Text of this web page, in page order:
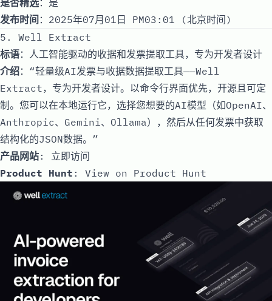
发布时间 ：2025年07月01日 PM03:01 (北京时间)
5. Well Extract
标语：人工智能驱动的收据和发票提取工具，专为开发者设计
介绍：“轻量级AI发票与收据数据提取工具——Well
Extract，专为开发者设计。以命令行界面优先，开源且可定
制。您可以在本地运行它，选择您想要的AI模型（如OpenAI、
Anthropic、Gemini、Ollama），然后从任何发票中获取
结构化的JSON数据。”
产品网站: 立即访问
Product Hunt : View on Product Hunt